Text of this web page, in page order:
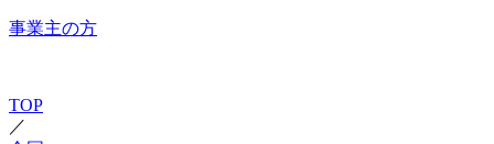
事業主の方
TOP
／